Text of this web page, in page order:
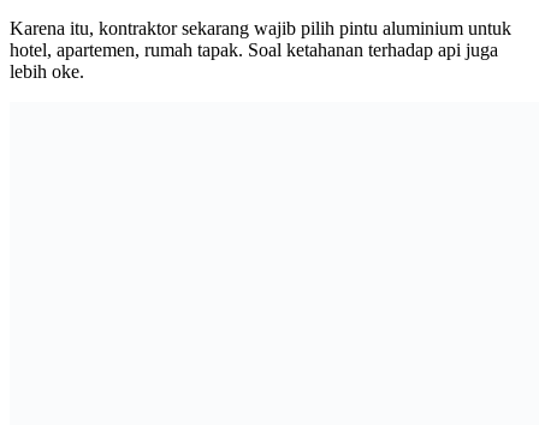
Karena itu, kontraktor sekarang wajib pilih pintu aluminium untuk
hotel, apartemen, rumah tapak. Soal ketahanan terhadap api juga
lebih oke.